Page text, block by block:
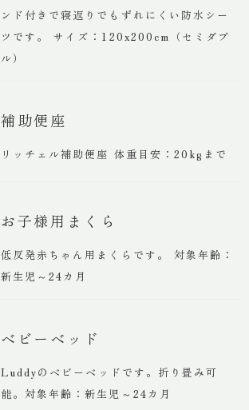
ンド付きで寝返りでもずれにくい防水シー
ツです。 サイズ：120x200cm（セミダブ
ル）
補助便座
リッチェル補助便座 体重目安：20kgまで
お子様用まくら
低反発赤ちゃん用まくらです。 対象年齢：
新生児～24カ月
ベビーベッド
Luddyのベビーベッドです。折り畳み可
能。対象年齢：新生児～24カ月